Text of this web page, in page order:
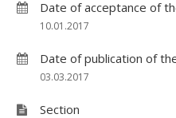
Date of acceptance of
10.01.2017
Date of publication of
03.03.2017
Section